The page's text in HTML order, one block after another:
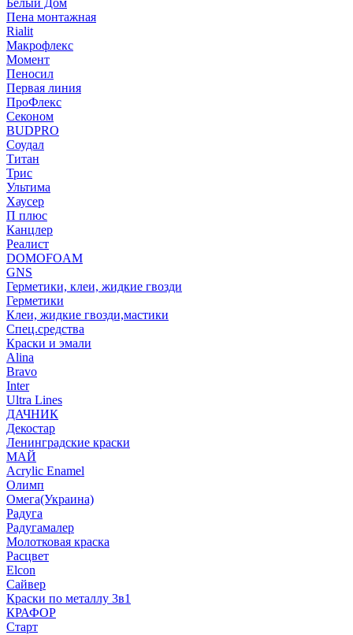
Белый Дом
Пена монтажная
Rialit
Макрофлекс
Момент
Пеносил
Первая линия
ПроФлекс
Секоном
BUDPRO
Соудал
Титан
Трис
Ультима
Хаусер
П плюс
Канцлер
Реалист
DOMOFOAM
GNS
Герметики, клеи, жидкие гвозди
Герметики
Клеи, жидкие гвозди,мастики
Спец.средства
Краски и эмали
Alina
Bravo
Inter
Ultra Lines
ДАЧНИК
Декостар
Ленинградские краски
МАЙ
Acrylic Enamel
Олимп
Омега(Украина)
Радуга
Радугамалер
Молотковая краска
Расцвет
Elcon
Сайвер
Краски по металлу 3в1
КРАФОР
Старт